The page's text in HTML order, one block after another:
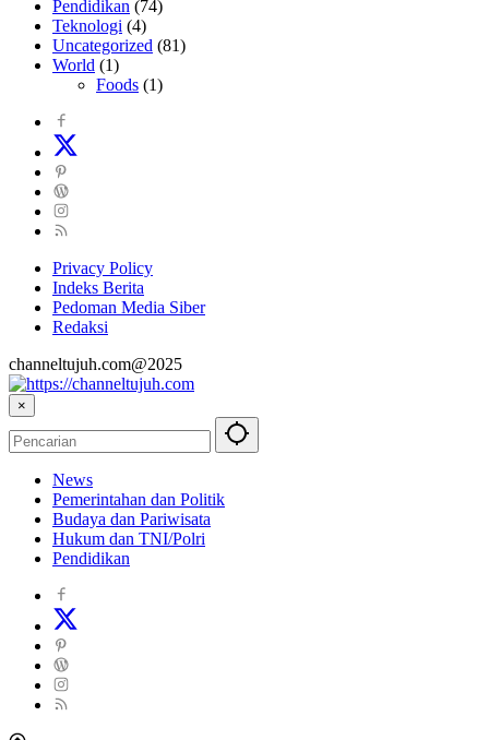
Pendidikan (74)
Teknologi (4)
Uncategorized (81)
World (1)
Foods (1)
Privacy Policy
Indeks Berita
Pedoman Media Siber
Redaksi
channeltujuh.com@2025
×
News
Pemerintahan dan Politik
Budaya dan Pariwisata
Hukum dan TNI/Polri
Pendidikan